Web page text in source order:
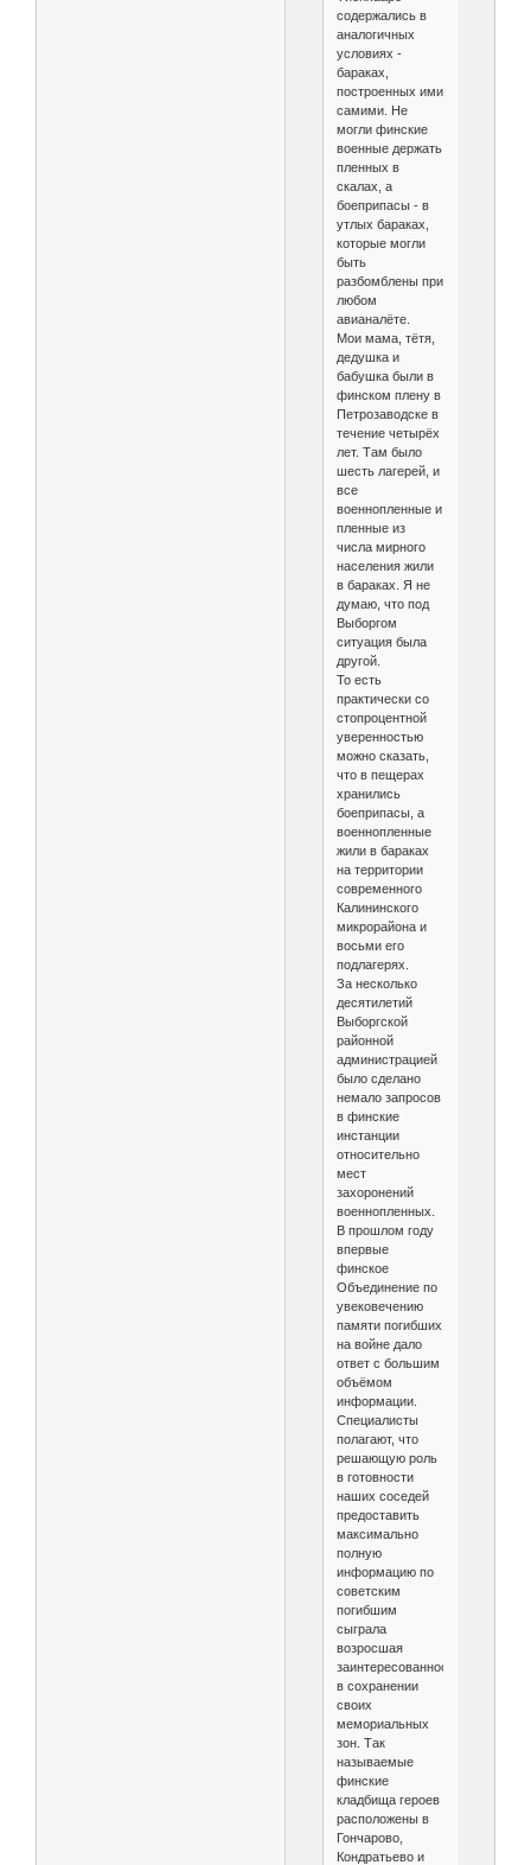
содержались в
аналогичных
условиях -
бараках,
построенных ими
самими. Не
могли финские
военные держать
пленных в
скалах, а
боеприпасы - в
утлых бараках,
которые могли
быть
разбомблены при
любом
авианалёте.
Мои мама, тётя,
дедушка и
бабушка были в
финском плену в
Петрозаводске в
течение четырёх
лет. Там было
шесть лагерей, и
все
военнопленные и
пленные из
числа мирного
населения жили
в бараках. Я не
думаю, что под
Выборгом
ситуация была
другой.
То есть
практически со
стопроцентной
уверенностью
можно сказать,
что в пещерах
хранились
боеприпасы, а
военнопленные
жили в бараках
на территории
современного
Калининского
микрорайона и
восьми его
подлагерях.
За несколько
десятилетий
Выборгской
районной
администрацией
было сделано
немало запросов
в финские
инстанции
относительно
мест
захоронений
военнопленных.
В прошлом году
впервые
финское
Объединение по
увековечению
памяти погибших
на войне дало
ответ с большим
объёмом
информации.
Специалисты
полагают, что
решающую роль
в готовности
наших соседей
предоставить
максимально
полную
информацию по
советским
погибшим
сыграла
возросшая
заинтересованность
в сохранении
своих
мемориальных
зон. Так
называемые
финские
кладбища героев
расположены в
Гончарово,
Кондратьево и